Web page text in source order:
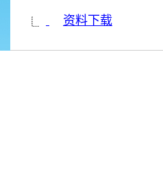
资料下载